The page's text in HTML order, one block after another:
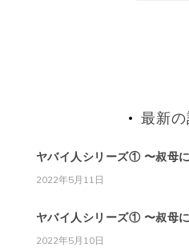
最新
ヤバイ人シリーズ① 〜叔母
2022年5月11日
ヤバイ人シリーズ① 〜叔母
2022年5月10日